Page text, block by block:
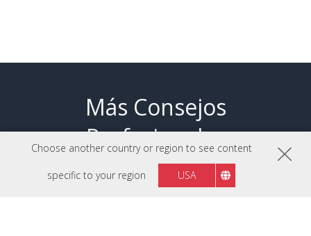
Choose another country or region to see content
specific to your region USA
Más Consejos
Profesionales